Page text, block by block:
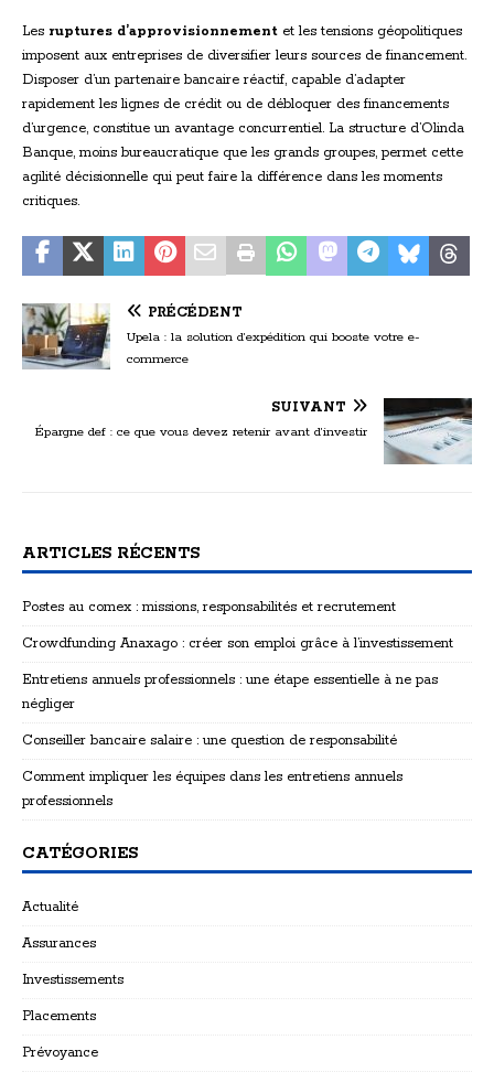
Les ruptures d’approvisionnement et les tensions géopolitiques
imposent aux entreprises de diversifier leurs sources de financement.
Disposer d’un partenaire bancaire réactif, capable d’adapter
rapidement les lignes de crédit ou de débloquer des financements
d’urgence, constitue un avantage concurrentiel. La structure d’Olinda
Banque, moins bureaucratique que les grands groupes, permet cette
agilité décisionnelle qui peut faire la différence dans les moments
critiques.
PRÉCÉDENT
Upela : la solution d’expédition qui booste votre e-
commerce
SUIVANT
Épargne def : ce que vous devez retenir avant d’investir
ARTICLES RÉCENTS
Postes au comex : missions, responsabilités et recrutement
Crowdfunding Anaxago : créer son emploi grâce à l’investissement
Entretiens annuels professionnels : une étape essentielle à ne pas
négliger
Conseiller bancaire salaire : une question de responsabilité
Comment impliquer les équipes dans les entretiens annuels
professionnels
CATÉGORIES
Actualité
Assurances
Investissements
Placements
Prévoyance